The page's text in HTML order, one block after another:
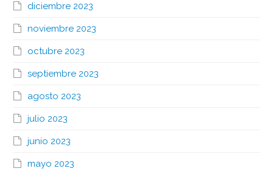
diciembre 2023
noviembre 2023
octubre 2023
septiembre 2023
agosto 2023
julio 2023
junio 2023
mayo 2023